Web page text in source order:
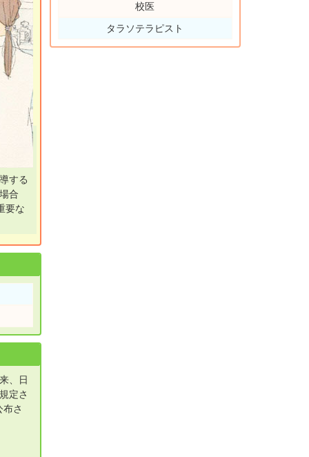
する
合
要な
、日
定さ
さ
校医
タラソテラピスト